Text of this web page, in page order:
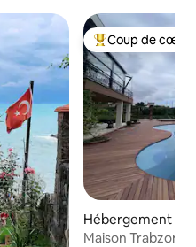
Coups de cœur
Coup de cœur
Hébergement ⋅
Maison Trabzon -